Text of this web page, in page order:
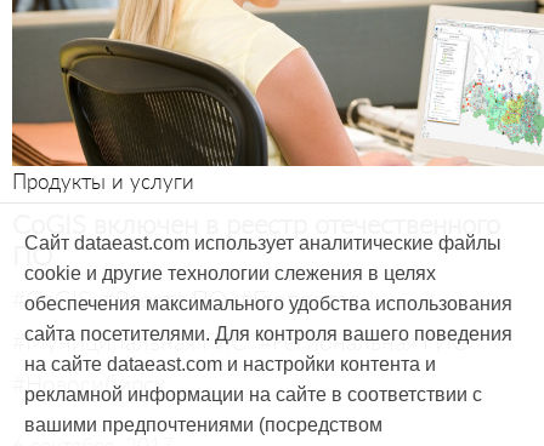
Продукты и услуги
ПО
#CoGIS #Реестр ПО #Геопортал
#Муниципальная ГИС #Региональная ГИС
#Новосибирск
Сайт dataeast.com использует аналитические файлы
cookie и другие технологии слежения в целях
обеспечения максимального удобства использования
сайта посетителями. Для контроля вашего поведения
на сайте dataeast.com и настройки контента и
рекламной информации на сайте в соответствии с
вашими предпочтениями (посредством